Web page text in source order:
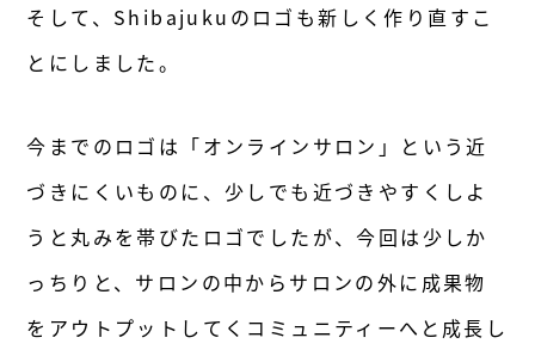
そして、Shibajukuのロゴも新しく作り直すこ
とにしました。
今までのロゴは「オンラインサロン」という近
づきにくいものに、少しでも近づきやすくしよ
うと丸みを帯びたロゴでしたが、今回は少しか
っちりと、サロンの中からサロンの外に成果物
をアウトプットしてくコミュニティーへと成長し